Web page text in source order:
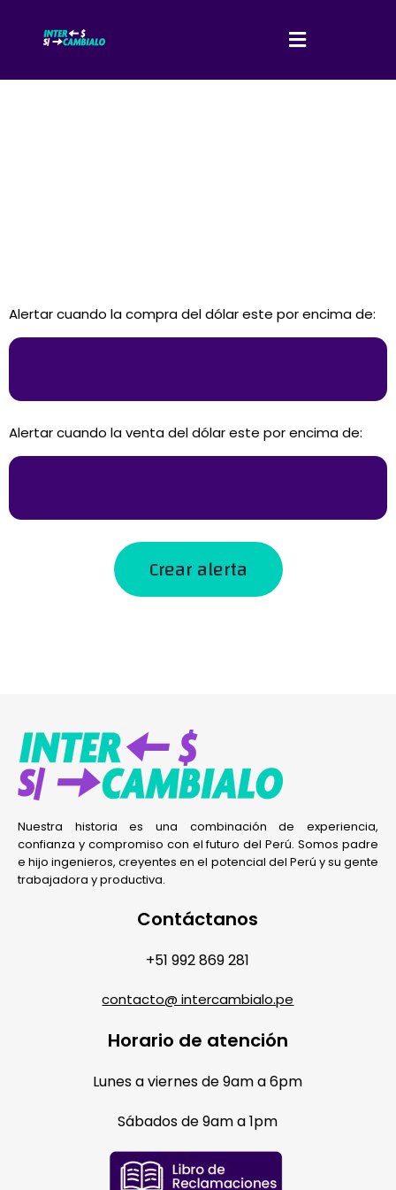
Alertar cuando la compra del dólar este por encima de:
Alertar cuando la venta del dólar este por encima de:
Crear alerta
Nuestra historia es una combinación de experiencia,
confianza y compromiso con el futuro del Perú. Somos padre
e hijo ingenieros, creyentes en el potencial del Perú y su gente
trabajadora y productiva.
Contáctanos
+51 992 869 281
contacto@ intercambialo.pe
Horario de atención
Lunes a viernes de 9am a 6pm
Sábados de 9am a 1pm